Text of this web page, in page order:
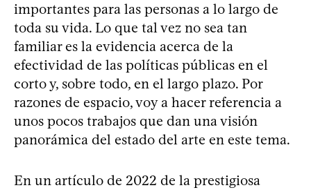
importantes para las personas a lo largo de
toda su vida. Lo que tal vez no sea tan
familiar es la evidencia acerca de la
efectividad de las políticas públicas en el
corto y, sobre todo, en el largo plazo. Por
razones de espacio, voy a hacer referencia a
unos pocos trabajos que dan una visión
panorámica del estado del arte en este tema.
En un artículo de 2022 de la prestigiosa